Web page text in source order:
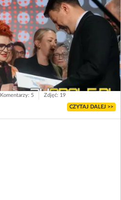
Komentarzy: 5 Zdjęć: 19
CZYTAJ DALEJ >>